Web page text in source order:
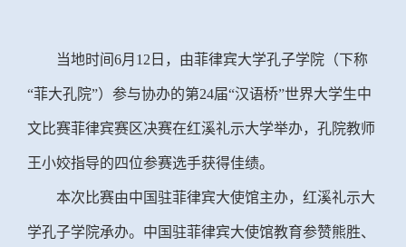
当地时间6月12日，由菲律宾大学孔子学院（下称
“菲大孔院”）参与协办的第24届“汉语桥”世界大学生中
文比赛菲律宾赛区决赛在红溪礼示大学举办，孔院教师
王小姣指导的四位参赛选手获得佳绩。
本次比赛由中国驻菲律宾大使馆主办，红溪礼示大
学孔子学院承办。中国驻菲律宾大使馆教育参赞熊胜、